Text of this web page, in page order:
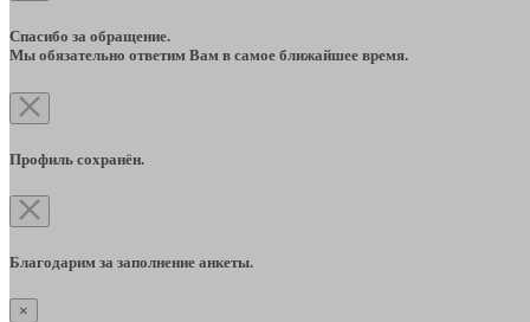
Спасибо за обращение.
Мы обязательно ответим Вам в самое ближайшее время.
Профиль сохранён.
Благодарим за заполнение анкеты.
×